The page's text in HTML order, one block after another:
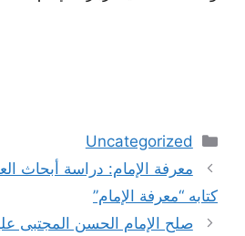
دسته‌ها
Uncategorized
ناوبری
نوشته‌ها
معرفة الإمام: دراسة أبحاث
كتابه “معرفة الإمام”
صلح الإمام الحسن المجتبى